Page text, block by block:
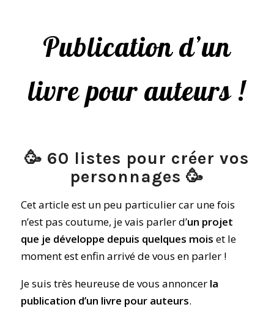
Publication d’un
livre pour auteurs !
🥳 60 listes pour créer vos
personnages 🥳
Cet article est un peu particulier car une fois
n’est pas coutume, je vais parler d’un projet
que je développe depuis quelques mois et le
moment est enfin arrivé de vous en parler !
Je suis très heureuse de vous annoncer la
publication d’un livre pour auteurs.